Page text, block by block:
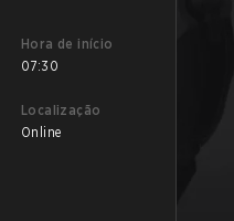
Hora de início
07:30
Localização
Online